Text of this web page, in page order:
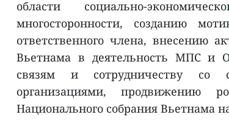
области социально-
многосторонности, созданию
ответственного члена, внесению
Вьетнама в деятельность МПС и
связям и сотрудничеству со
организациями,
Национального собрания Вьетнама